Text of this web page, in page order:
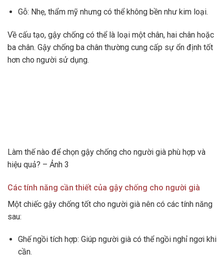
Gỗ: Nhẹ, thẩm mỹ nhưng có thể không bền như kim loại.
Về cấu tạo, gậy chống có thể là loại một chân, hai chân hoặc
ba chân. Gậy chống ba chân thường cung cấp sự ổn định tốt
hơn cho người sử dụng.
Làm thế nào để chọn gậy chống cho người già phù hợp và
hiệu quả? – Ảnh 3
Các tính năng cần thiết của gậy chống cho người già
Một chiếc gậy chống tốt cho người già nên có các tính năng
sau:
Ghế ngồi tích hợp: Giúp người già có thể ngồi nghỉ ngơi khi
cần.